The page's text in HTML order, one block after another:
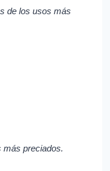
de los usos más
más preciados.